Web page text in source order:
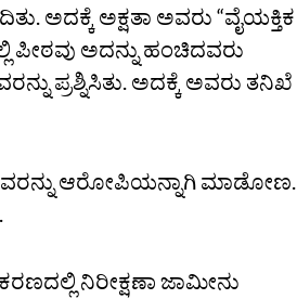
ಅದಕ್ಕೆ ಅಕ್ಷತಾ ಅವರು “ವೈಯಕ್ತಿಕ
ಪೀಠವು ಅದನ್ನು ಹಂಚಿದವರು
ಪ್ರಶ್ನಿಸಿತು. ಅದಕ್ಕೆ ಅವರು ತನಿಖೆ
ಆರೋಪಿಯನ್ನಾಗಿ ಮಾಡೋಣ.
ನಿರೀಕ್ಷಣಾ ಜಾಮೀನು